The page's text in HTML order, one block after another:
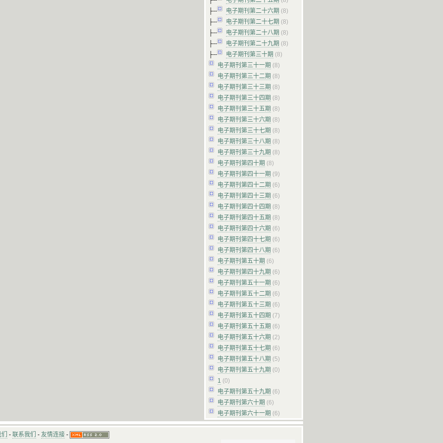
├--
电子期刊第二十六期 (8)
├--
电子期刊第二十七期 (8)
├--
电子期刊第二十八期 (8)
├--
电子期刊第二十九期 (8)
├--
电子期刊第三十期 (8)
电子期刊第三十一期 (8)
电子期刊第三十二期 (8)
电子期刊第三十三期 (8)
电子期刊第三十四期 (8)
电子期刊第三十五期 (8)
电子期刊第三十六期 (8)
电子期刊第三十七期 (8)
电子期刊第三十八期 (8)
电子期刊第三十九期 (8)
电子期刊第四十期 (8)
电子期刊第四十一期 (9)
电子期刊第四十二期 (6)
电子期刊第四十三期 (6)
电子期刊第四十四期 (8)
电子期刊第四十五期 (8)
电子期刊第四十六期 (6)
电子期刊第四十七期 (6)
电子期刊第四十八期 (6)
电子期刊第五十期 (6)
电子期刊第四十九期 (6)
电子期刊第五十一期 (6)
电子期刊第五十二期 (6)
电子期刊第五十三期 (6)
电子期刊第五十四期 (7)
电子期刊第五十五期 (6)
电子期刊第五十六期 (2)
电子期刊第五十七期 (6)
电子期刊第五十八期 (5)
电子期刊第五十九期 (0)
1 (0)
电子期刊第五十九期 (6)
电子期刊第六十期 (6)
电子期刊第六十一期 (6)
- 联系我们 - 友情连接 -